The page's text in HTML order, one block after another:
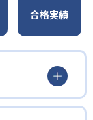
合格実績